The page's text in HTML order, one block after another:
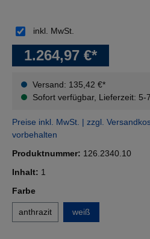
1.264,97 €*
Versand: 135,42 €*
Sofort verfügbar, Lieferzeit: 5-
inkl. MwSt.
Preise inkl. MwSt. | zzgl.
vorbehalten
Produktnummer: 126.2340.10
Inhalt: 1
Farbeauswählen
anthrazit weiß